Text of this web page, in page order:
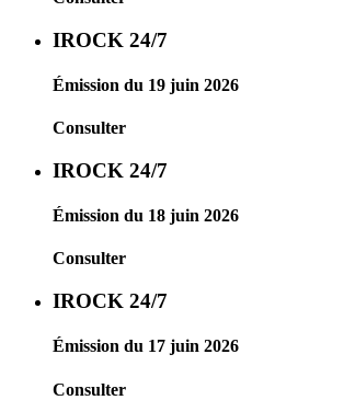
IROCK 24/7
Émission du 19 juin 2026
Consulter
IROCK 24/7
Émission du 18 juin 2026
Consulter
IROCK 24/7
Émission du 17 juin 2026
Consulter